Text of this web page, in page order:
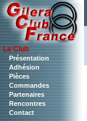
Le Club
Présentation
Adhésion
Pièces
Commandes
Partenaires
Rencontres
Contact